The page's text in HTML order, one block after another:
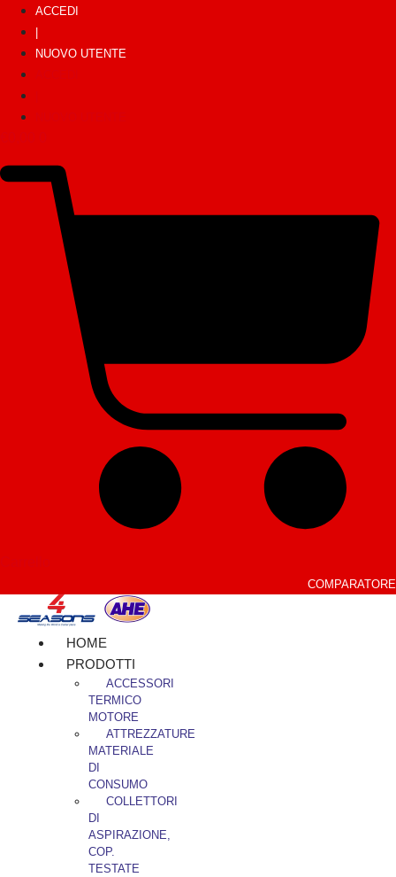
ACCEDI
NUOVO UTENTE
COMPARATORE
HOME
PRODOTTI
ACCESSORI
TERMICO
MOTORE
ATTREZZATURE
MATERIALE
DI
CONSUMO
COLLETTORI
DI
ASPIRAZIONE,
COP.
TESTATE